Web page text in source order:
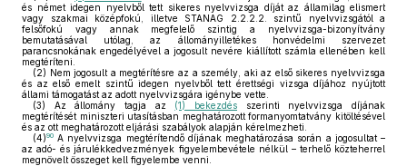
és német idegen nyelvből tett sikeres nyelvvizsga díját az államilag elismert
vagy szakmai középfokú, illetve STANAG 2.2.2.2. szintű nyelvvizsgától a
felsőfokú vagy annak megfelelő szintig a nyelvvizsga-bizonyítvány
bemutatásával utólag, az állományilletékes honvédelmi szervezet
parancsnokának engedélyével a jogosult nevére kiállított számla ellenében kell
megtéríteni.
(2) Nem jogosult a megtérítésre az a személy, aki az első sikeres nyelvvizsga
és az első emelt szintű idegen nyelvből tett érettségi vizsga díjához nyújtott
állami támogatást az adott nyelvvizsgára igénybe vette.
(3) Az állomány tagja az (1) bekezdés szerinti nyelvvizsga díjának
megtérítését miniszteri utasításban meghatározott formanyomtatvány kitöltésével
és az ott meghatározott eljárási szabályok alapján kérelmezheti.
(4)90 A nyelvvizsga megtérítendő díjának meghatározása során a jogosultat –
az adó- és járulékkedvezmények figyelembevétele nélkül – terhelő közteherrel
megnövelt összeget kell figyelembe venni.